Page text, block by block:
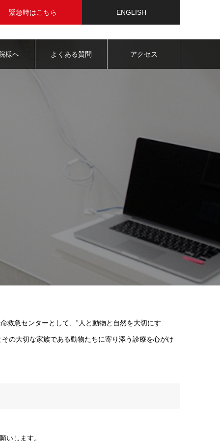
緊急時はこちら ENGLISH
様へ よくある質問 アクセス
急センターとして、”人と動物と自然を大切にす
の大切な家族である動物たちに寄り添う診療を心がけ
いします。